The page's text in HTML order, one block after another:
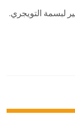
لبسمة التويجري.